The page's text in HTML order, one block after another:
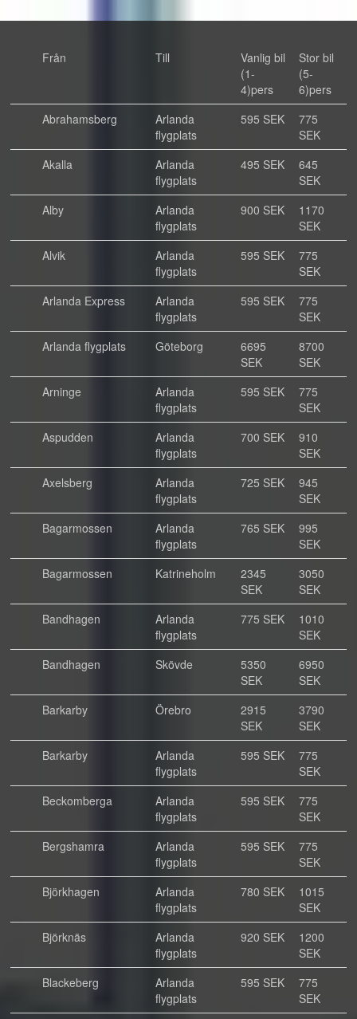
Från Till
Vanlig bil
(1-
4)pers
Stor bil
(5-
6)pers
Abrahamsberg
Arlanda
flygplats
595 SEK
775
SEK
Akalla
Arlanda
flygplats
495 SEK
645
SEK
Alby
Arlanda
flygplats
900 SEK
1170
SEK
Alvik
Arlanda
flygplats
595 SEK
775
SEK
Arlanda Express
Arlanda
flygplats
595 SEK
775
SEK
Arlanda flygplats
Göteborg
6695
SEK
8700
SEK
Arninge
Arlanda
flygplats
595 SEK
775
SEK
Aspudden
Arlanda
flygplats
700 SEK
910
SEK
Axelsberg
Arlanda
flygplats
725 SEK
945
SEK
Bagarmossen
Arlanda
flygplats
765 SEK
995
SEK
Bagarmossen
Katrineholm
2345
SEK
3050
SEK
Bandhagen
Arlanda
flygplats
775 SEK
1010
SEK
Bandhagen
Skövde
5350
SEK
6950
SEK
Barkarby
Örebro
2915
SEK
3790
SEK
Barkarby
Arlanda
flygplats
595 SEK
775
SEK
Beckomberga
Arlanda
flygplats
595 SEK
775
SEK
Bergshamra
Arlanda
flygplats
595 SEK
775
SEK
Björkhagen
Arlanda
flygplats
780 SEK
1015
SEK
Björknäs
Arlanda
flygplats
920 SEK
1200
SEK
Blackeberg
Arlanda
flygplats
595 SEK
775
SEK